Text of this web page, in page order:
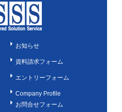
お知らせ
資料請求フォーム
エントリーフォーム
Company Profile
お問合せフォーム